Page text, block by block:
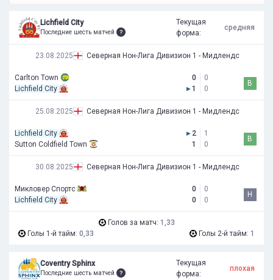
Lichfield City
Последние шесть матчей
Текущая
форма:
средняя
23.08.2025 Северная Нон-Лига Дивизион 1 - Мидлендс
Carlton Town
Lichfield City
0
▸1
0
0
В
25.08.2025 Северная Нон-Лига Дивизион 1 - Мидлендс
Lichfield City
Sutton Coldfield Town
▸ 2
1
1
0
В
30.08.2025 Северная Нон-Лига Дивизион 1 - Мидлендс
Микловер Спортс
Lichfield City
0
0
0
0
Н
Голов за матч: 1,33
Голы 1-й тайм: 0,33 Голы 2-й тайм: 1
Coventry Sphinx
Последние шесть матчей
Текущая
форма:
плохая